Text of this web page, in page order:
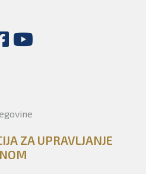
ZA UPRAVLJANJE